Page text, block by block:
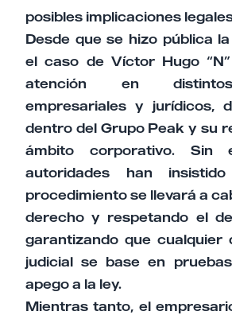
posibles implicaciones
Desde que se hizo pública
el caso de Víctor Hugo
atención en
empresariales y jurídicos,
dentro del Grupo Peak y su
ámbito corporativo. Sin
autoridades han
procedimiento se llevará a
derecho y respetando el
garantizando que cualquier
judicial se base en
apego a la ley.
Mientras tanto, el